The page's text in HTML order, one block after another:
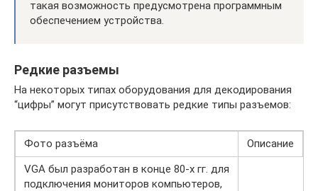
такая возможность предусмотрена программным
обеспечением устройства.
Редкие разъемы
На некоторых типах оборудования для декодирования
“цифры” могут присутствовать редкие типы разъемов:
Фото разъёма
Описание
VGA был разработан в конце 80-х гг. для
подключения мониторов компьютеров,